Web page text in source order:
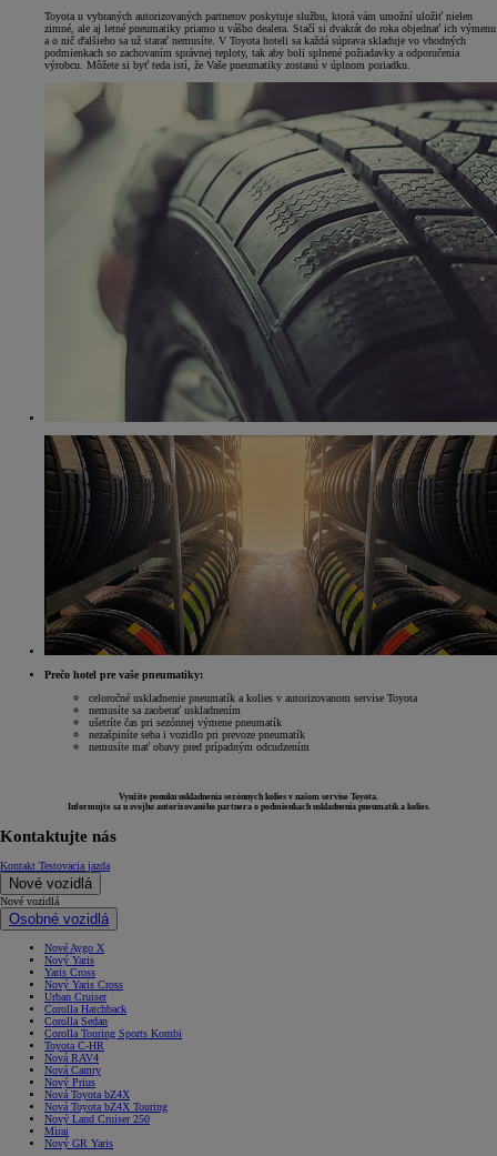
Toyota u vybraných autorizovaných partnerov poskytuje službu, ktorá vám umožní uložiť nielen
zimné, ale aj letné pneumatiky priamo u vášho dealera. Stačí si dvakrát do roka objednať ich výmenu
a o nič ďalšieho sa už starať nemusíte. V Toyota hoteli sa každá súprava skladuje vo vhodných
podmienkach so zachovaním správnej teploty, tak aby boli splnené požiadavky a odporučenia
výrobcu. Môžete si byť teda istí, že Vaše pneumatiky zostanú v úplnom poriadku.
Prečo hotel pre vaše pneumatiky:
celoročné uskladnenie pneumatík a kolies v autorizovanom servise Toyota
nemusíte sa zaoberať uskladnením
ušetríte čas pri sezónnej výmene pneumatík
nezašpiníte seba i vozidlo pri prevoze pneumatík
nemusíte mať obavy pred prípadným odcudzením
Využite ponuku uskladnenia sezónnych kolies v našom servise Toyota.
Informujte sa u svojho autorizovaného partnera o podmienkach uskladnenia pneumatík a kolies.
Kontaktujte nás
Kontakt Testovacia jazda
Nové vozidlá
Nové vozidlá
Osobné vozidlá
Nové Aygo X
Nový Yaris
Yaris Cross
Nový Yaris Cross
Urban Cruiser
Corolla Hatchback
Corolla Sedan
Corolla Touring Sports Kombi
Toyota C-HR
Nová RAV4
Nová Camry
Nový Prius
Nová Toyota bZ4X
Nová Toyota bZ4X Touring
Nový Land Cruiser 250
Mirai
Nový GR Yaris